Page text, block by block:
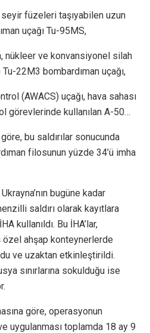
füzeleri taşıyabilen uzun
uçağı Tu-95MS,
nükleer ve konvansiyonel silah
22M3 bombardıman uçağı,
(AWACS) uçağı, hava sahası
görevlerinde kullanılan A-50…
göre, bu saldırılar sonucunda
filosunun yüzde 34’ü imha
bugüne kadar
saldırı olarak kayıtlara
kullanıldı. Bu İHA’lar,
ahşap konteynerlerde
ve uzaktan etkinleştirildi.
sınırlarına sokulduğu ise
göre, operasyonun
uygulanması toplamda 18 ay 9